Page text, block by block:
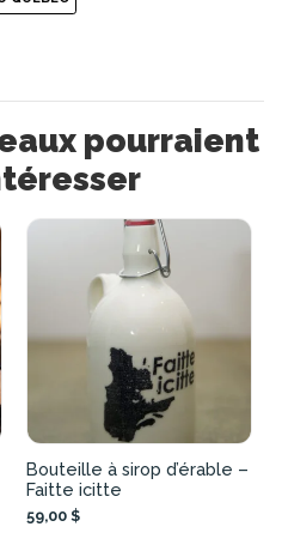
pourraient
Bouteille à sirop d’érable –
Faitte icitte
59,00 $